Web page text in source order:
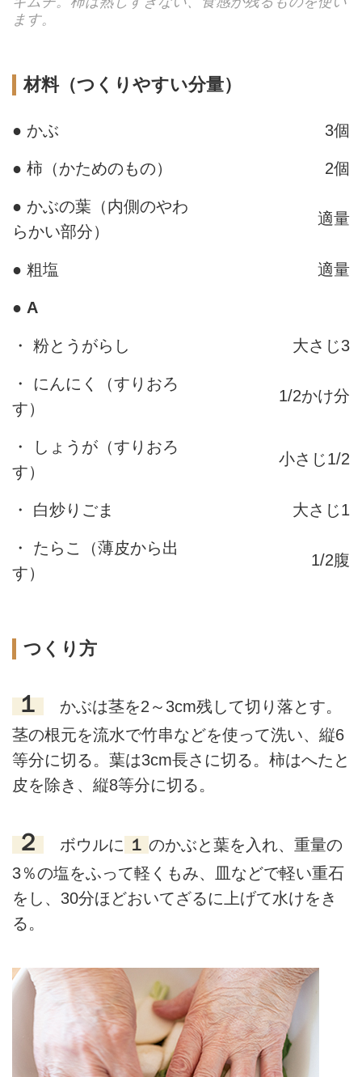
ます。
材料（つくりやすい分量）
● かぶ 3個
● 柿（かためのもの） 2個
● かぶの葉（内側のやわ
らかい部分）
適量
● 粗塩 適量
● A
・ 粉とうがらし 大さじ3
・ にんにく（すりおろ
す）
1/2かけ分
・ しょうが（すりおろ
す）
小さじ1/2
・ 白炒りごま 大さじ1
・ たらこ（薄皮から出
す）
1/2腹
つくり方
１
かぶは茎を2～3cm残して切り落とす。
茎の根元を流水で竹串などを使って洗い、縦6
等分に切る。葉は3cm長さに切る。柿はへたと
皮を除き、縦8等分に切る。
２ ボウルに １ のかぶと葉を入れ、重量の
3％の塩をふって軽くもみ、皿などで軽い重石
をし、30分ほどおいてざるに上げて水けをき
る。